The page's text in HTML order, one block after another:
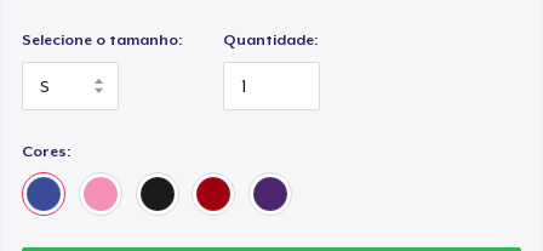
Selecione o tamanho: Quantidade:
Cores: